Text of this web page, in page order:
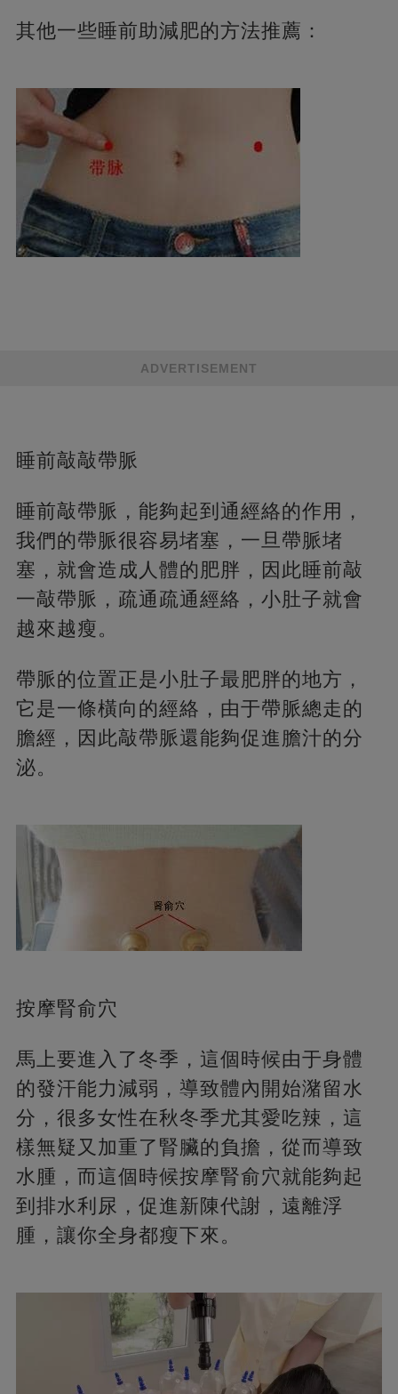
其他一些睡前助減肥的方法推薦：
ADVERTISEMENT
睡前敲敲帶脈
睡前敲帶脈，能夠起到通經絡的作用，
我們的帶脈很容易堵塞，一旦帶脈堵
塞，就會造成人體的肥胖，因此睡前敲
一敲帶脈，疏通疏通經絡，小肚子就會
越來越瘦。
帶脈的位置正是小肚子最肥胖的地方，
它是一條橫向的經絡，由于帶脈總走的
膽經，因此敲帶脈還能夠促進膽汁的分
泌。
按摩腎俞穴
馬上要進入了冬季，這個時候由于身體
的發汗能力減弱，導致體內開始潴留水
分，很多女性在秋冬季尤其愛吃辣，這
樣無疑又加重了腎臟的負擔，從而導致
水腫，而這個時候按摩腎俞穴就能夠起
到排水利尿，促進新陳代謝，遠離浮
腫，讓你全身都瘦下來。